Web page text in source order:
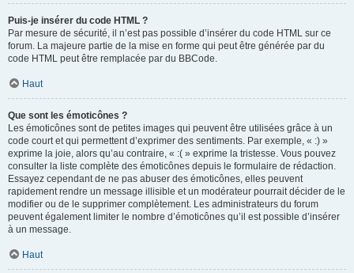
Puis-je insérer du code HTML ?
Par mesure de sécurité, il n’est pas possible d’insérer du code HTML sur ce
forum. La majeure partie de la mise en forme qui peut être générée par du
code HTML peut être remplacée par du BBCode.
Haut
Que sont les émoticônes ?
Les émoticônes sont de petites images qui peuvent être utilisées grâce à un
code court et qui permettent d’exprimer des sentiments. Par exemple, « :) »
exprime la joie, alors qu’au contraire, « :( » exprime la tristesse. Vous pouvez
consulter la liste complète des émoticônes depuis le formulaire de rédaction.
Essayez cependant de ne pas abuser des émoticônes, elles peuvent
rapidement rendre un message illisible et un modérateur pourrait décider de le
modifier ou de le supprimer complètement. Les administrateurs du forum
peuvent également limiter le nombre d’émoticônes qu’il est possible d’insérer
à un message.
Haut